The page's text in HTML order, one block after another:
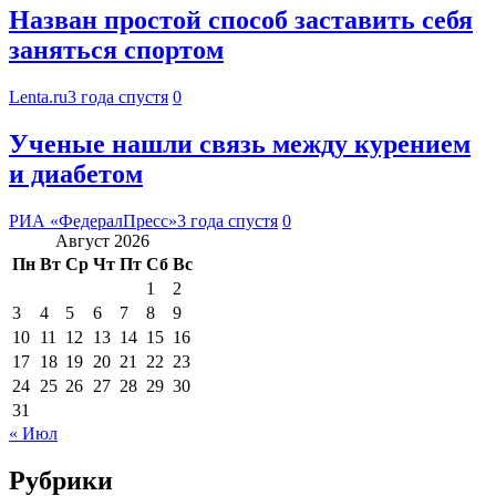
Назван простой способ заставить себя
заняться спортом
Lenta.ru3 года спустя 0
Ученые нашли связь между курением
и диабетом
РИА «ФедералПресс»3 года спустя 0
Август 2026
Пн Вт Ср Чт Пт Сб Вс
1
2
3
4 5 6 7 8
9
10 11 12 13 14 15 16
17 18 19 20 21 22 23
24 25 26 27 28 29 30
31
« Июл
Рубрики